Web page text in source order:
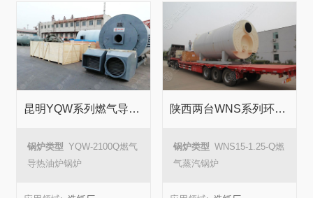
昆明YQW系列燃气导热油炉锅炉项目
锅炉类型 YQW-2100Q燃气
导热油炉锅炉
陕西两台WNS系列环保型燃气蒸汽锅炉项目
锅炉类型 WNS15-1.25-Q燃
气蒸汽锅炉